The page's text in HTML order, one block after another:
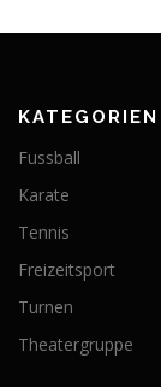
KATEGORIEN
Fussball
Karate
Tennis
Freizeitsport
Turnen
Theatergruppe